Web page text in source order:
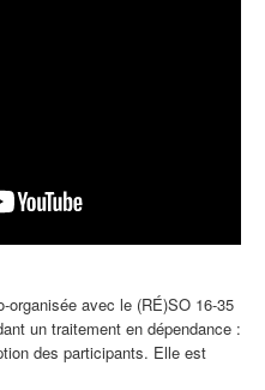
organisée avec le (RÉ)SO 16-35
un traitement en dépendance :
des participants. Elle est